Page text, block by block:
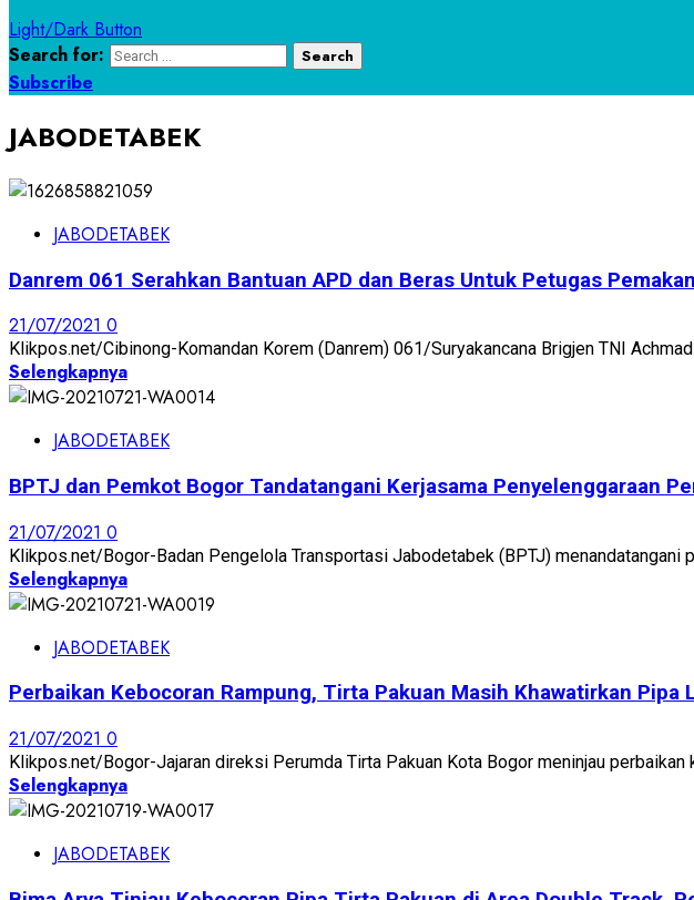
Light/Dark Button
Search for:
Subscribe
JABODETABEK
JABODETABEK
Danrem 061 Serahkan Bantuan APD dan Beras Untuk Petugas
21/07/2021 0
Klikpos.net/Cibinong-Komandan Korem (Danrem) 061/Suryakancana Brigjen TNI
Selengkapnya
JABODETABEK
BPTJ dan Pemkot Bogor Tandatangani Kerjasama Penyelenggaraan
21/07/2021 0
Klikpos.net/Bogor-Badan Pengelola Transportasi Jabodetabek (BPTJ) menandatangani
Selengkapnya
JABODETABEK
Perbaikan Kebocoran Rampung, Tirta Pakuan Masih Khawatirkan Pipa
21/07/2021 0
Klikpos.net/Bogor-Jajaran direksi Perumda Tirta Pakuan Kota Bogor meninjau perbaikan
Selengkapnya
JABODETABEK